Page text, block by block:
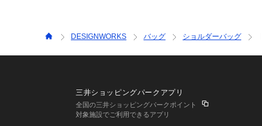
DESIGNWORKS バッグ ショルダーバッグ
三井ショッピングパークアプリ
全国の三井ショッピングパークポイント
対象施設でご利用できるアプリ